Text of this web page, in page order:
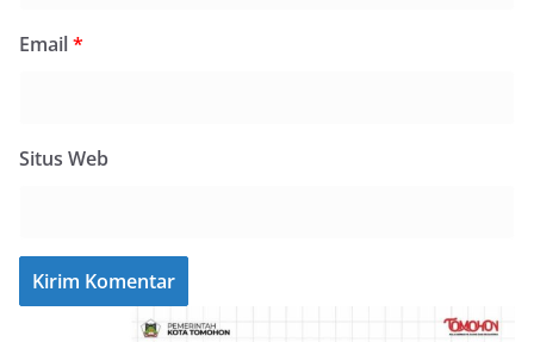
Email*
Situs Web